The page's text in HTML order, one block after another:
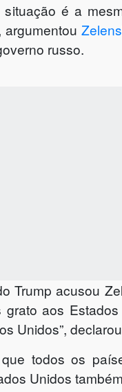
situação é a
argumentou
russo.
Trump acusou
aos
Unidos”,
todos os
Unidos